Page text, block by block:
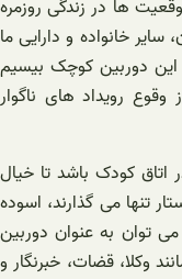
ها در زندگی روزمره
سایر خانواده و دارایی ما
این دوربین کوچک بیسیم
رویداد های ناگوار
کودک باشد تا خیال
تنها می گذارند، اسوده
توان به عنوان دوربین
وکلا، قضات، خبرنگار و